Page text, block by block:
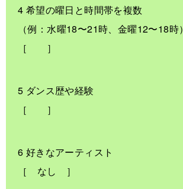
4 希望の曜日と時間帯を複数
（例：水曜18〜21時、金曜12〜18時）
［ ］
5 ダンス歴や経験
［ ］
6 好きなアーティスト
［ なし ］